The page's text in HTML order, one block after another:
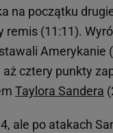
na początku
remis (11:11).
Amerykanie
cztery punkty
Taylora Sandera
ale po atakach